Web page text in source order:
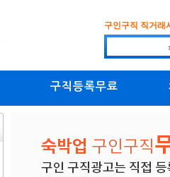
구인구직 직거래
구직등록무료